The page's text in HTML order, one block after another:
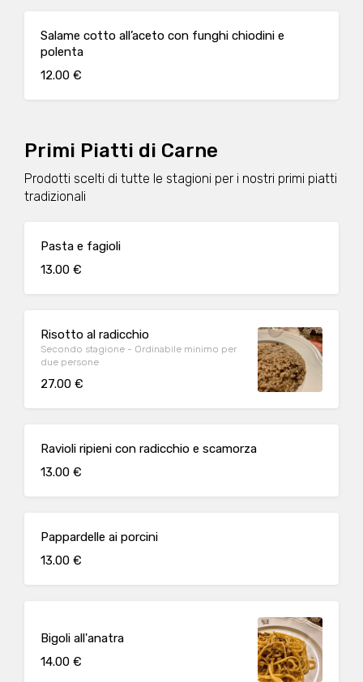
Salame cotto all’aceto con funghi chiodini e
polenta
12.00 €
Primi Piatti di Carne
Prodotti scelti di tutte le stagioni per i nostri primi piatti
tradizionali
Pasta e fagioli
13.00 €
Risotto al radicchio
Secondo stagione - Ordinabile minimo per
due persone
27.00 €
Ravioli ripieni con radicchio e scamorza
13.00 €
Pappardelle ai porcini
13.00 €
Bigoli all'anatra
14.00 €